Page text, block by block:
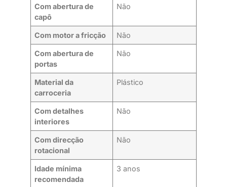
Com abertura de
capô
Não
Com motor a fricção Não
Com abertura de
portas
Não
Material da
carroceria
Plástico
Com detalhes
interiores
Não
Com direcção
rotacional
Não
Idade mínima
recomendada
3 anos